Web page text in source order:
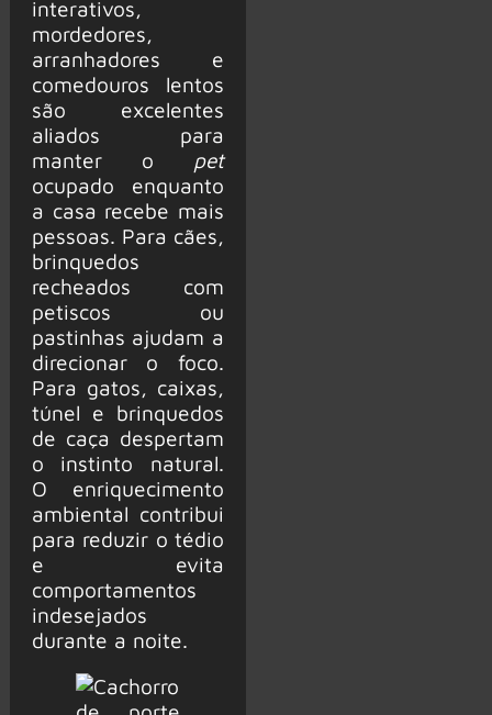
interativos,
mordedores,
arranhadores e
comedouros lentos
são excelentes
aliados para
manter o pet
ocupado enquanto
a casa recebe mais
pessoas. Para cães,
brinquedos
recheados com
petiscos ou
pastinhas ajudam a
direcionar o foco.
Para gatos, caixas,
túnel e brinquedos
de caça despertam
o instinto natural.
O enriquecimento
ambiental contribui
para reduzir o tédio
e evita
comportamentos
indesejados
durante a noite.